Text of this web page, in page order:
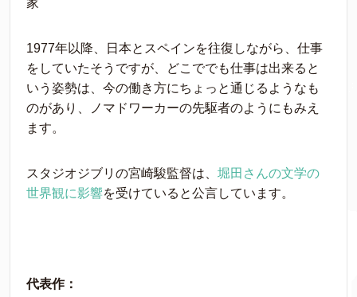
家
1977年以降、日本とスペインを往復しながら、仕事
をしていたそうですが、どこででも仕事は出来ると
いう姿勢は、今の働き方にちょっと通じるようなも
のがあり、ノマドワーカーの先駆者のようにもみえ
ます。
スタジオジブリの宮崎駿監督は、 堀田さんの文学の
世界観に影響を受けていると公言しています。
代表作：